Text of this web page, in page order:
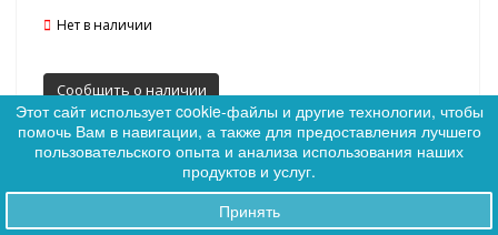
0
Нет в наличии
Сообщить о наличии
Этот сайт использует cookie-файлы и другие технологии, чтобы
помочь Вам в навигации, а также для предоставления лучшего
пользовательского опыта и анализа использования наших
продуктов и услуг.
Принять